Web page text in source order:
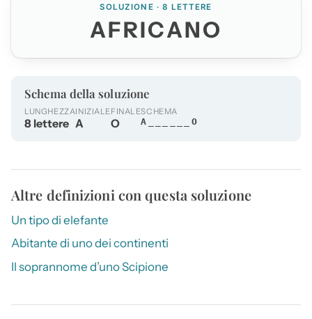
SOLUZIONE · 8 LETTERE
AFRICANO
Schema della soluzione
LUNGHEZZA
8 lettere
INIZIALE
A
FINALE
O
SCHEMA
A______O
Altre definizioni con questa soluzione
Un tipo di elefante
Abitante di uno dei continenti
Il soprannome d’uno Scipione